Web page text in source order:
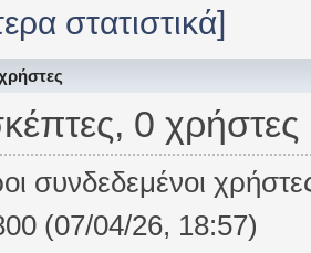
στατιστικά]
0 χρήστες
συνδεδεμένοι
(07/04/26, 18:57)